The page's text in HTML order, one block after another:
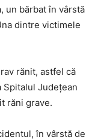
un bărbat în vârstă
dintre victimele
rănit, astfel că
Spitalul Județean
răni grave.
în vârstă de